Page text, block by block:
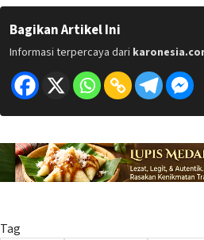
Bagikan Artikel Ini
Informasi terpercaya dari
Tag